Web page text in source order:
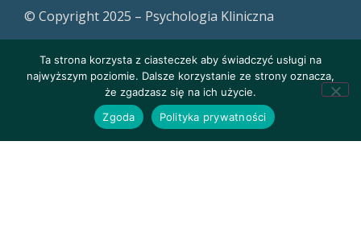
© Copyright 2025 – Psychologia Kliniczna
Ta strona korzysta z ciasteczek aby świadczyć usługi na
najwyższym poziomie. Dalsze korzystanie ze strony oznacza,
że zgadzasz się na ich użycie.
Zgoda
Polityka prywatności